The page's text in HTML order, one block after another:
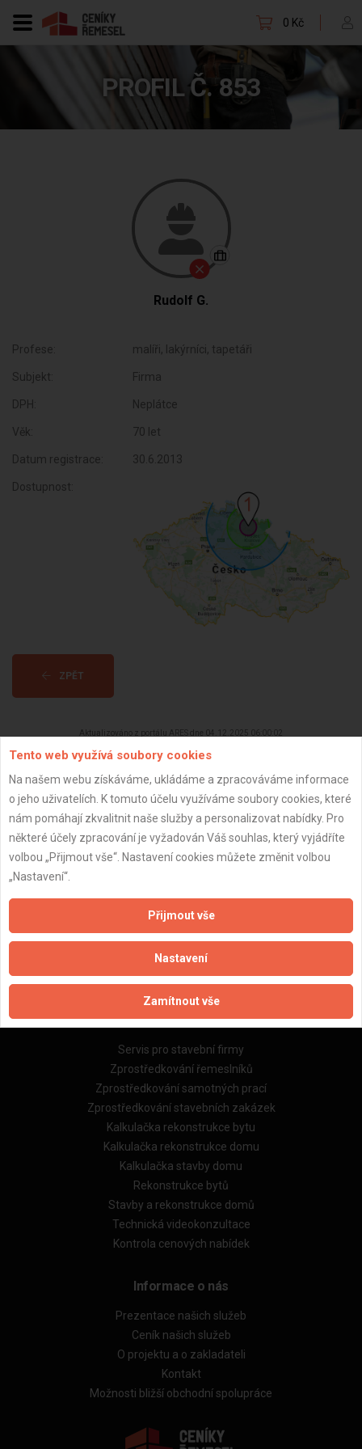
0 Kč
PROFIL Č. 853
Rudolf G.
Profese: malíři, lakýrníci, tapetáři
Subjekt: Firma
DPH: Neplátce
Věk: 70 let
Datum registrace: 30.6.2013
Dostupnost:
ZPĚT
Aktualizováno z portálu ARES dne 04.12.2025 06:00:02
Důležité informace
Naše firmy a řemeslníci
Zásady pro používání souborů cookie
Obchodní podmínky (zprostředkování)
Obchodní podmínky (rozpočtování)
Reference
Naše excelové tabulky online
Naše služby
Servis pro stavební firmy
Zprostředkování řemeslníků
Zprostředkování samotných prací
Zprostředkování stavebních zakázek
Kalkulačka rekonstrukce bytu
Kalkulačka rekonstrukce domu
Kalkulačka stavby domu
Rekonstrukce bytů
Stavby a rekonstrukce domů
Technická videokonzultace
Kontrola cenových nabídek
Informace o nás
Prezentace našich služeb
Ceník našich služeb
O projektu a o zakladateli
Kontakt
Možnosti bližší obchodní spolupráce
Tento web využívá soubory cookies
Na našem webu získáváme, ukládáme a zpracováváme informace
o jeho uživatelích. K tomuto účelu využíváme soubory cookies, které
nám pomáhají zkvalitnit naše služby a personalizovat nabídky. Pro
některé účely zpracování je vyžadován Váš souhlas, který vyjádříte
volbou „Přijmout vše“. Nastavení cookies můžete změnit volbou
„Nastavení“.
Přijmout vše
Nastavení
Zamítnout vše